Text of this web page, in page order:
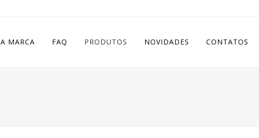
A MARCA FAQ PRODUTOS NOVIDADES CONTATOS